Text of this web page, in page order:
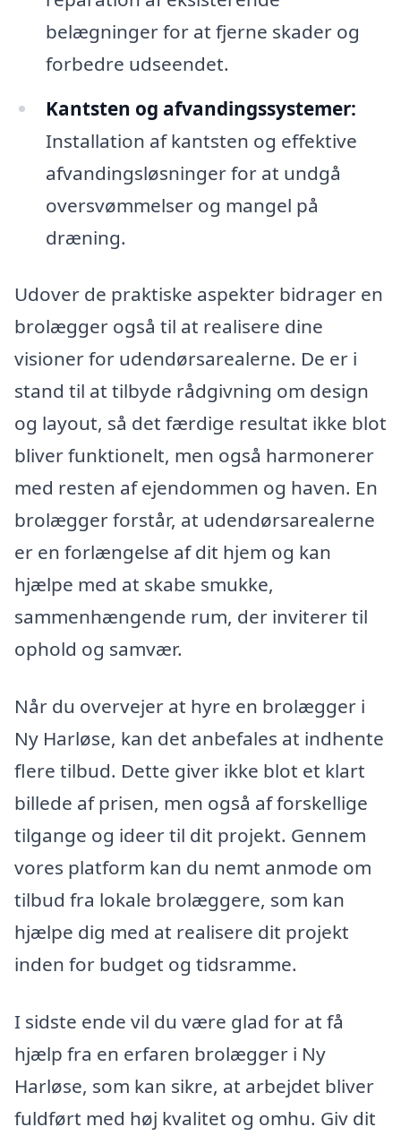
belægninger for at fjerne skader og
forbedre udseendet.
Kantsten og afvandingssystemer:
Installation af kantsten og effektive
afvandingsløsninger for at undgå
oversvømmelser og mangel på
dræning.
Udover de praktiske aspekter bidrager en
brolægger også til at realisere dine
visioner for udendørsarealerne. De er i
stand til at tilbyde rådgivning om design
og layout, så det færdige resultat ikke blot
bliver funktionelt, men også harmonerer
med resten af ejendommen og haven. En
brolægger forstår, at udendørsarealerne
er en forlængelse af dit hjem og kan
hjælpe med at skabe smukke,
sammenhængende rum, der inviterer til
ophold og samvær.
Når du overvejer at hyre en brolægger i
Ny Harløse, kan det anbefales at indhente
flere tilbud. Dette giver ikke blot et klart
billede af prisen, men også af forskellige
tilgange og ideer til dit projekt. Gennem
vores platform kan du nemt anmode om
tilbud fra lokale brolæggere, som kan
hjælpe dig med at realisere dit projekt
inden for budget og tidsramme.
I sidste ende vil du være glad for at få
hjælp fra en erfaren brolægger i Ny
Harløse, som kan sikre, at arbejdet bliver
fuldført med høj kvalitet og omhu. Giv dit